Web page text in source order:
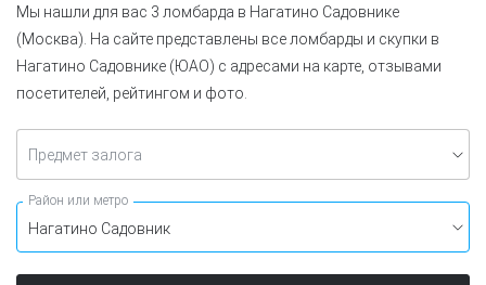
Мы нашли для вас 3 ломбарда в Нагатино Садовнике
(Москва). На сайте представлены все ломбарды и скупки в
Нагатино Садовнике (ЮАО) с адресами на карте, отзывами
посетителей, рейтингом и фото.
Предмет залога
Район или метро
Нагатино Садовник